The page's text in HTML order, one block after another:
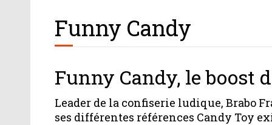
Funny Candy
Funny Candy, le boost
Leader de la confiserie ludique, Brabo
ses différentes références Candy Toy